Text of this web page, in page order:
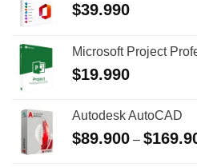
$39.990
Microsoft Project
$19.990
Autodesk AutoCAD
$89.900 – $